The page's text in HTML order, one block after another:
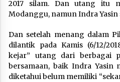
2017 silam. Dan utang itu
Modanggu, namun Indra
Dan setelah menang dalam
dilantik pada Kamis (6/12/
kejar” utang dari berbagai
bersamaan, baik Indra Yasin
diketahui belum memiliki